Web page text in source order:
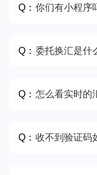
Q： 你们有小程序
Q： 委托换汇是什
Q： 怎么看实时的
Q： 收不到验证码